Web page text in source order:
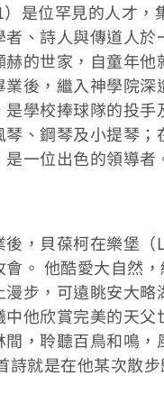
是位罕見的人才，
者、詩人與傳道人於
赫的世家，自童年他
業後，繼入神學院深
是學校捧球隊的投手
琴、鋼琴及小提琴；
一位出色的領導者
後，貝葆柯在樂堡（
會。 他酷愛大自然
漫步，可遠眺安大略
中他欣賞完美的天父
間，聆聽百鳥和鳴，
詩就是在他某次散